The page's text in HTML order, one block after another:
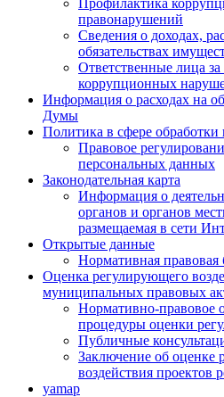
правонарушений
Сведения о доходах,
обязательствах
Ответственные лица
коррупционных
Информация о расходах на
Думы
Политика в сфере
Правовое
персональных данных
Законодательная карта
Информация о
органов и органов
размещаемая в сети
Открытые данные
Нормативная правовая
Оценка регулирующего
муниципальных правовых
Нормативно-правовое
процедуры оценки
Публичные
Заключение об оценке
воздействия
yamap